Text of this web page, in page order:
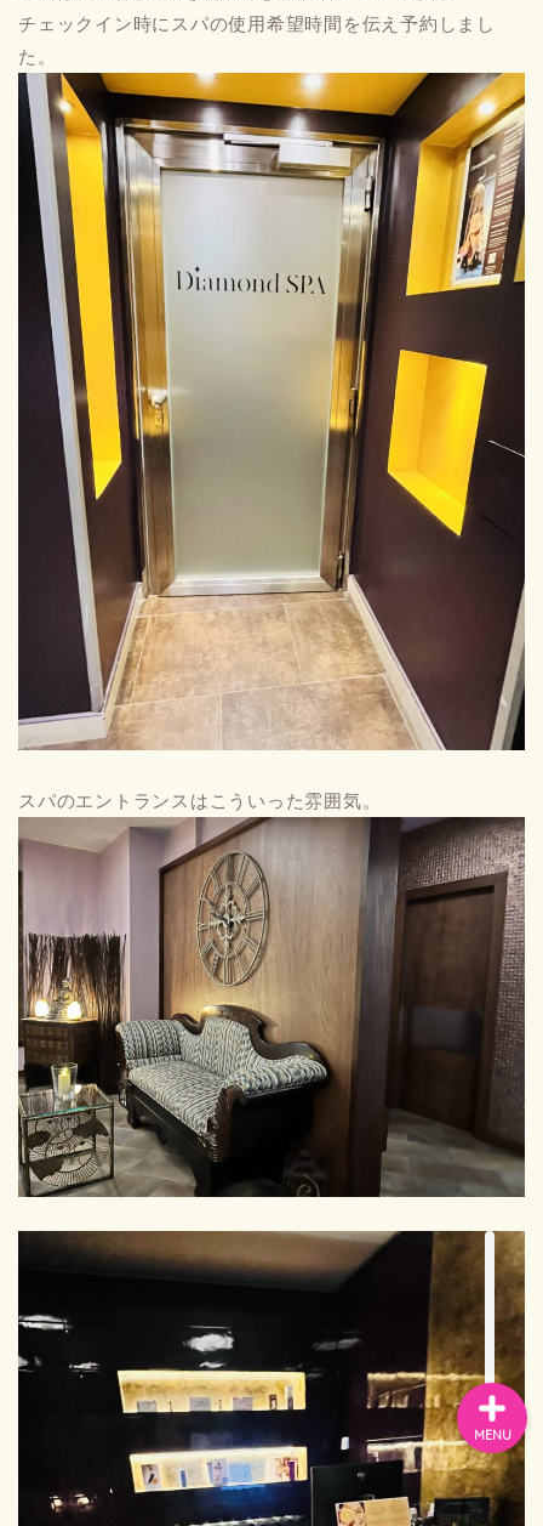
チェックイン時にスパの使用希望時間を伝え予約しまし
た。
スパのエントランスはこういった雰囲気。
MENU
お問い合わせ
プライバシーポリシー
スペイン
バルセロナお土産